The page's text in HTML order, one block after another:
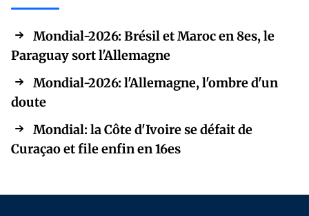
Mondial-2026: Brésil et Maroc en 8es, le
Paraguay sort l'Allemagne
Mondial-2026: l'Allemagne, l'ombre d'un
doute
Mondial: la Côte d'Ivoire se défait de
Curaçao et file enfin en 16es